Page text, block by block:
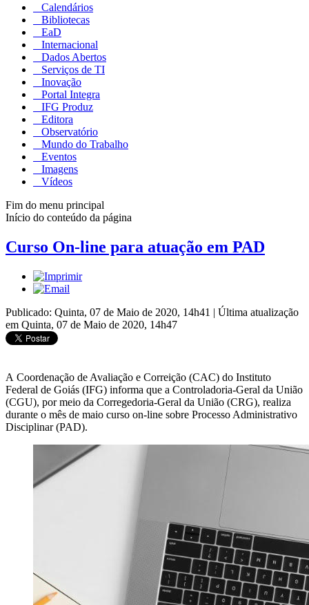
Calendários
Bibliotecas
EaD
Internacional
Dados Abertos
Serviços de TI
Inovação
Portal Integra
IFG Produz
Editora
Observatório
Mundo do Trabalho
Eventos
Imagens
Vídeos
Fim do menu principal
Início do conteúdo da página
Curso On-line para atuação em PAD
Publicado: Quinta, 07 de Maio de 2020, 14h41 | Última atualização
em Quinta, 07 de Maio de 2020, 14h47
A Coordenação de Avaliação e Correição (CAC) do Instituto
Federal de Goiás (IFG) informa que a Controladoria-Geral da União
(CGU), por meio da Corregedoria-Geral da União (CRG), realiza
durante o mês de maio curso on-line sobre Processo Administrativo
Disciplinar (PAD).